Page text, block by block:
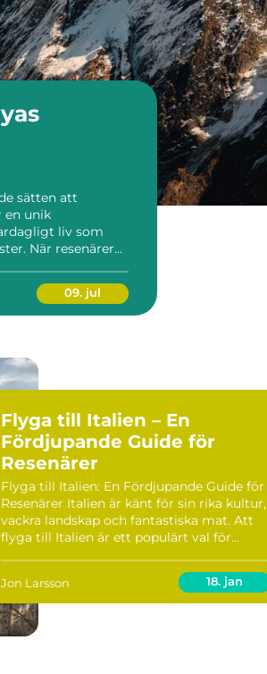
sätten att
en unik
liv som
När resenärer
09. jul
Flyga till Italien – En
Fördjupande Guide för
Resenärer
Flyga till Italien: En Fördjupande Guide för
Resenärer Italien är känt för sin rika kultur,
vackra landskap och fantastiska mat. Att
flyga till Italien är ett populärt val för
minnesvärd semesterupplevelse. I denna
artike...
Jon Larsson 18. jan